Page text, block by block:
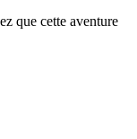
que cette aventure